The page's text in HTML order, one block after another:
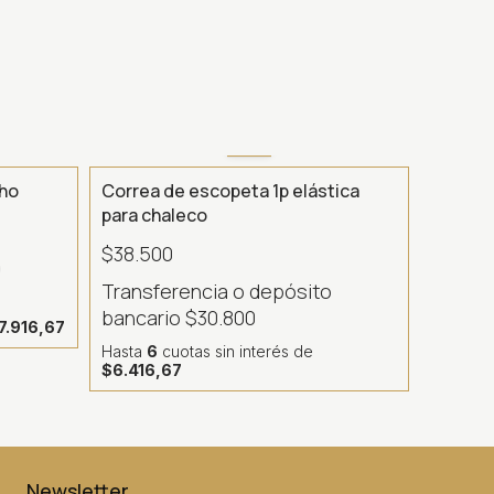
Correa de escopeta 1p elástica
para chaleco
$38.500
Transferencia o depósito
bancario $30.800
Hasta 6 cuotas sin interés de
$6.416,67